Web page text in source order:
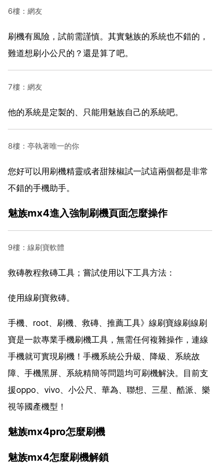
6樓：網友
刷機有風險，試前需謹慎。其實魅族的系統也不錯的，
難道想刷小公尺的？還是算了吧。
7樓：網友
他的系統是定製的、只能用魅族自己的系統吧。
8樓：亭執著唯一的你
您好可以用刷機精靈或者甜辣椒試一試這兩個都是非常
不錯的手機助手。
魅族mx4進入強制刷機頁面怎麼操作
9樓：線刷寶軟體
救磚教程救磚工具；嘗試使用以下工具方法：
使用線刷寶救磚。
手機、root、刷機、救磚、推薦工具》線刷寶線刷線刷
寶是一款專業手機刷機工具，無需任何複雜操作，連線
手機就可實現刷機！手機系統公升級、降級、系統故
障、手機黑屏、系統精簡等問題均可刷機解決。目前支
援oppo、vivo、小公尺、華為、聯想、三星、酷派、樂
視等國產機型！
魅族mx4pro怎麼刷機
魅族mx4怎麼刷機解鎖